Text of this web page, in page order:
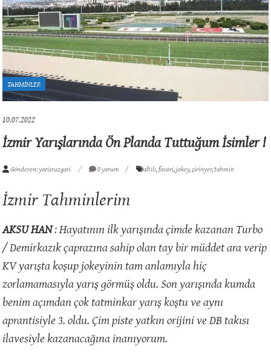
TAHMİNLER
10.07.2022
İzmir Yarışlarında Ön Planda Tuttuğum İsimler !
Gönderen: yarisruzgari 0 yorum altılı,favori,jokey,şirinyer,tahmin
İzmir Tahminlerim
AKSU HAN: Hayatının ilk yarışında çimde kazanan Turbo
/ Demirkazık çaprazına sahip olan tay bir müddet ara verip
KV yarışta koşup jokeyinin tam anlamıyla hiç
zorlamamasıyla yarış görmüş oldu. Son yarışında kumda
benim açımdan çok tatminkar yarış koştu ve aynı
aprantisiyle 3. oldu. Çim piste yatkın orijini ve DB takısı
ilavesiyle kazanacağına inanıyorum.